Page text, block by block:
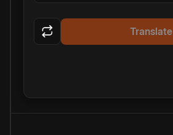
Translate